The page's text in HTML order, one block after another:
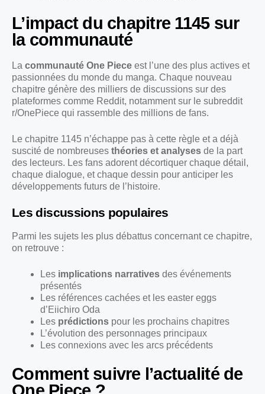
L’impact du chapitre 1145 sur
la communauté
La communauté One Piece est l’une des plus actives et
passionnées du monde du manga. Chaque nouveau
chapitre génère des milliers de discussions sur des
plateformes comme Reddit, notamment sur le subreddit
r/OnePiece qui rassemble des millions de fans.
Le chapitre 1145 n’échappe pas à cette règle et a déjà
suscité de nombreuses théories et analyses de la part
des lecteurs. Les fans adorent décortiquer chaque détail,
chaque dialogue, et chaque dessin pour anticiper les
développements futurs de l’histoire.
Les discussions populaires
Parmi les sujets les plus débattus concernant ce chapitre,
on retrouve :
Les implications narratives des événements
présentés
Les références cachées et les easter eggs
d’Eiichiro Oda
Les prédictions pour les prochains chapitres
L’évolution des personnages principaux
Les connexions avec les arcs précédents
Comment suivre l’actualité de
One Piece ?